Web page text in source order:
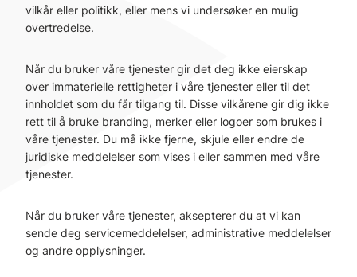
vilkår eller politikk, eller mens vi undersøker en mulig
overtredelse.
Når du bruker våre tjenester gir det deg ikke eierskap
over immaterielle rettigheter i våre tjenester eller til det
innholdet som du får tilgang til. Disse vilkårene gir dig ikke
rett til å bruke branding, merker eller logoer som brukes i
våre tjenester. Du må ikke fjerne, skjule eller endre de
juridiske meddelelser som vises i eller sammen med våre
tjenester.
Når du bruker våre tjenester, aksepterer du at vi kan
sende deg servicemeddelelser, administrative meddelelser
og andre opplysninger.